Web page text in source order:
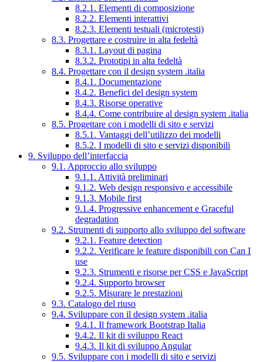
8.2.1. Elementi di composizione
8.2.2. Elementi interattivi
8.2.3. Elementi testuali (microtesti)
8.3. Progettare e costruire in alta fedeltà
8.3.1. Layout di pagina
8.3.2. Prototipi in alta fedeltà
8.4. Progettare con il design system .italia
8.4.1. Documentazione
8.4.2. Benefici del design system
8.4.3. Risorse operative
8.4.4. Come contribuire al design system .italia
8.5. Progettare con i modelli di sito e servizi
8.5.1. Vantaggi dell’utilizzo dei modelli
8.5.2. I modelli di sito e servizi disponibili
9. Sviluppo dell’interfaccia
9.1. Approccio allo sviluppo
9.1.1. Attività preliminari
9.1.2. Web design responsivo e accessibile
9.1.3. Mobile first
9.1.4. Progressive enhancement e Graceful
degradation
9.2. Strumenti di supporto allo sviluppo del software
9.2.1. Feature detection
9.2.2. Verificare le feature disponibili con Can I
use
9.2.3. Strumenti e risorse per CSS e JavaScript
9.2.4. Supporto browser
9.2.5. Misurare le prestazioni
9.3. Catalogo del riuso
9.4. Sviluppare con il design system .italia
9.4.1. Il framework Bootstrap Italia
9.4.2. Il kit di sviluppo React
9.4.3. Il kit di sviluppo Angular
9.5. Sviluppare con i modelli di sito e servizi